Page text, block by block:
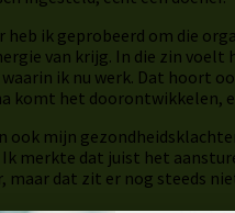
heb ik geprobeerd om die
van krijg. In die zin
waarin ik nu werk. Dat hoort
komt het doorontwikkelen,
ook mijn
merkte dat juist het
maar dat zit er nog steeds